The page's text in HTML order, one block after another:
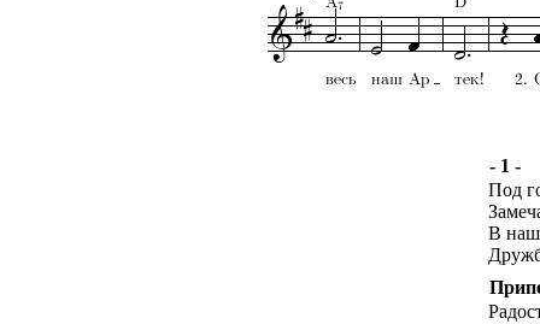
- 1 -
Под
В